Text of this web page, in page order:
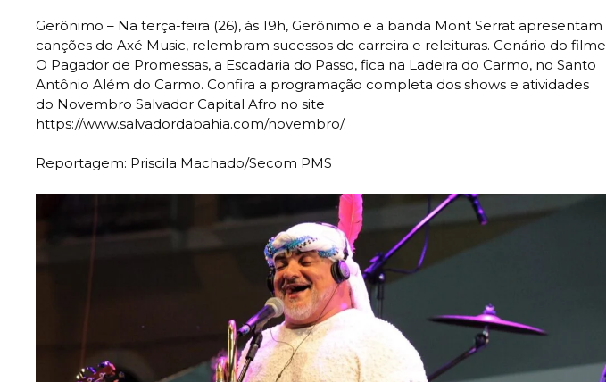
Gerônimo – Na terça-feira (26), às 19h, Gerônimo e a banda Mont Serrat apresentam
canções do Axé Music, relembram sucessos de carreira e releituras. Cenário do filme
O Pagador de Promessas, a Escadaria do Passo, fica na Ladeira do Carmo, no Santo
Antônio Além do Carmo. Confira a programação completa dos shows e atividades
do Novembro Salvador Capital Afro no site
https://www.salvadordabahia.com/novembro/.
Reportagem: Priscila Machado/Secom PMS